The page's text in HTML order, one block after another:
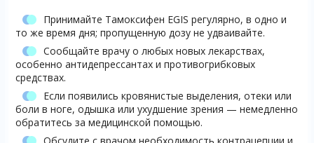
Принимайте Тамоксифен EGIS регулярно, в одно и
то же время дня; пропущенную дозу не удваивайте.
Сообщайте врачу о любых новых лекарствах,
особенно антидепрессантах и противогрибковых
средствах.
Если появились кровянистые выделения, отеки или
боли в ноге, одышка или ухудшение зрения — немедленно
обратитесь за медицинской помощью.
Обсудите с врачом необходимость контрацепции и